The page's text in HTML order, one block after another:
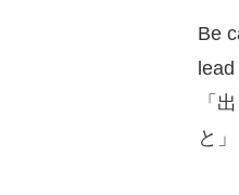
Be
「
と」